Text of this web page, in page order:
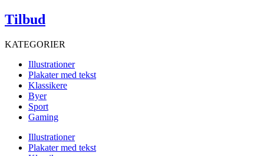
Tilbud
KATEGORIER
Illustrationer
Plakater med tekst
Klassikere
Byer
Sport
Gaming
Illustrationer
Plakater med tekst